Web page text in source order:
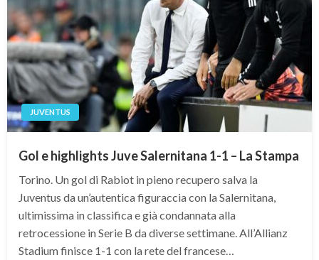
JUVENTUS
Gol e highlights Juve Salernitana 1-1 – La Stampa
Torino. Un gol di Rabiot in pieno recupero salva la
Juventus da un’autentica figuraccia con la Salernitana,
ultimissima in classifica e già condannata alla
retrocessione in Serie B da diverse settimane. All’Allianz
Stadium finisce 1-1 con la rete del francese…